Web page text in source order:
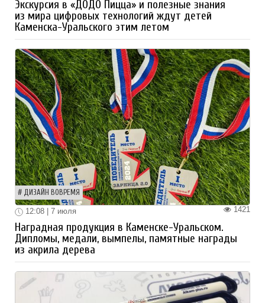
Экскурсия в «ДОДО Пицца» и полезные знания
из мира цифровых технологий ждут детей
Каменска-Уральского этим летом
ДИЗАЙН ВОВРЕМЯ
1421
12:08 | 7 июля
Наградная продукция в Каменске-Уральском.
Дипломы, медали, вымпелы, памятные награды
из акрила дерева